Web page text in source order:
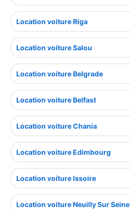
Location voiture Riga
Location voiture Salou
Location voiture Belgrade
Location voiture Belfast
Location voiture Chania
Location voiture Edimbourg
Location voiture Issoire
Location voiture Neuilly Sur Seine